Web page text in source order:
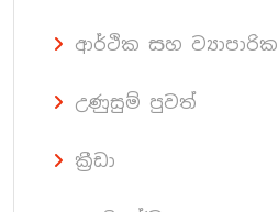
ආර්ථික සහ ව්‍යාපාරික
උණුසුම් පුවත්
ක්‍රීඩා